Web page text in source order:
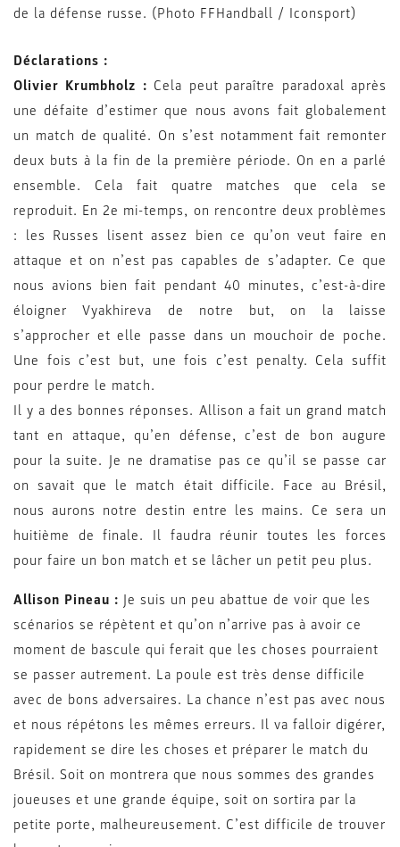
de la défense russe. (Photo FFHandball / Iconsport)
Déclarations :
Olivier Krumbholz : Cela peut paraître paradoxal après
une défaite d’estimer que nous avons fait globalement
un match de qualité. On s’est notamment fait remonter
deux buts à la fin de la première période. On en a parlé
ensemble. Cela fait quatre matches que cela se
reproduit. En 2e mi-temps, on rencontre deux problèmes
: les Russes lisent assez bien ce qu’on veut faire en
attaque et on n’est pas capables de s’adapter. Ce que
nous avions bien fait pendant 40 minutes, c’est-à-dire
éloigner Vyakhireva de notre but, on la laisse
s’approcher et elle passe dans un mouchoir de poche.
Une fois c’est but, une fois c’est penalty. Cela suffit
pour perdre le match.
Il y a des bonnes réponses. Allison a fait un grand match
tant en attaque, qu’en défense, c’est de bon augure
pour la suite. Je ne dramatise pas ce qu’il se passe car
on savait que le match était difficile. Face au Brésil,
nous aurons notre destin entre les mains. Ce sera un
huitième de finale. Il faudra réunir toutes les forces
pour faire un bon match et se lâcher un petit peu plus.
Allison Pineau : Je suis un peu abattue de voir que les
scénarios se répètent et qu’on n’arrive pas à avoir ce
moment de bascule qui ferait que les choses pourraient
se passer autrement. La poule est très dense difficile
avec de bons adversaires. La chance n’est pas avec nous
et nous répétons les mêmes erreurs. Il va falloir digérer,
rapidement se dire les choses et préparer le match du
Brésil. Soit on montrera que nous sommes des grandes
joueuses et une grande équipe, soit on sortira par la
petite porte, malheureusement. C’est difficile de trouver